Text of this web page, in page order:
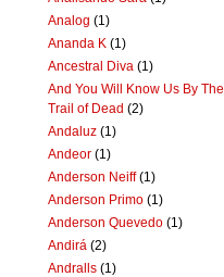
Analog (1)
Ananda K (1)
Ancestral Diva (1)
And You Will Know Us By The
Trail of Dead (2)
Andaluz (1)
Andeor (1)
Anderson Neiff (1)
Anderson Primo (1)
Anderson Quevedo (1)
Andirá (2)
Andralls (1)